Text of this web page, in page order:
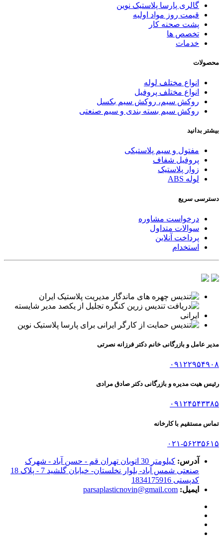
گالری پارسا پلاستیک نوین
قیمت روز مواد اولیه
پشت صحنه کار
تخصص ها
خدمات
محصولات
انواع مختلف لوله
انواع مختلف پروفیل
روکش سیم، روکش سیم بکسل
روکش سیم بسته بندی و سیم صنعتی
بیشتر بدانید
مفتول و سیم پلاستیکی
پروفیل شفاف
زوار پلاستیک
لوله ABS
دسترسی سریع
درخواست مشاوره
سوالات متداول
پرداخت آنلاین
استخدام
مدیر عامل و بازرگانی خانم دکتر فرزانه نصرتی
۰۹۱۲۲۹۵۴۹۰۸
رئیس هیت مدیره و بازرگانی دکتر صادق مرادی
۰۹۱۲۴۵۴۳۳۸۵
تماس مستقیم با کارخانه
۰۲۱-۵۶۲۳۵۶۱۵
آدرس:
کیلومتر 30 اتوبان تهران قم - حسن آباد - شهرک
صنعتی شمس آباد- بلوار نخلستان- خیابان گلشید 7 - پلاک 18
کدپستی 1834175916
ایمیل: parsaplasticnovin@gmail.com